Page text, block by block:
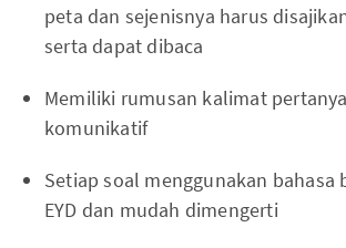
peta dan sejenisnya harus
serta dapat dibaca
Memiliki rumusan kalimat
komunikatif
Setiap soal menggunakan bahasa
EYD dan mudah dimengerti